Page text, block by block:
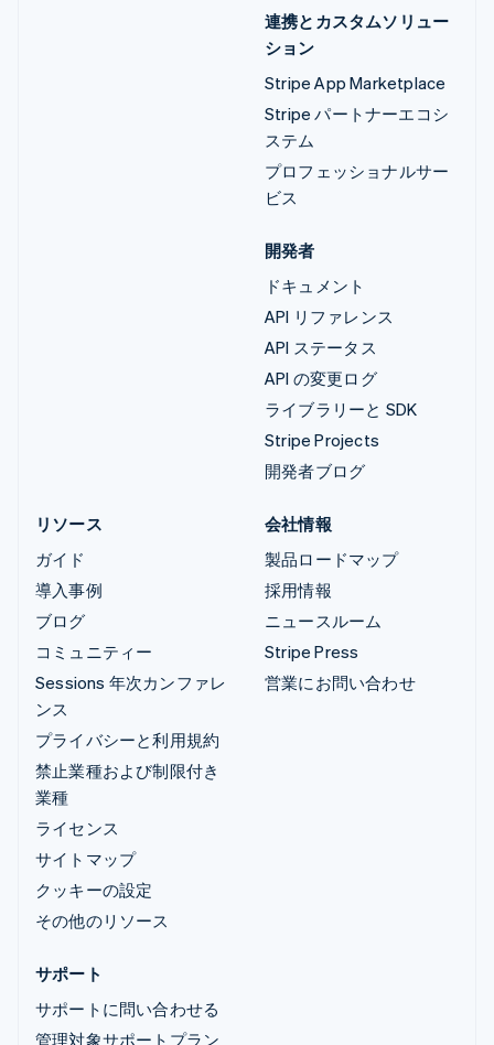
連携とカスタムソリュー
ション
Stripe App Marketplace
Stripe パートナーエコシ
ステム
プロフェッショナルサー
ビス
開発者
ドキュメント
API リファレンス
API ステータス
API の変更ログ
ライブラリーと SDK
Stripe Projects
開発者ブログ
リソース
ガイド
導入事例
ブログ
コミュニティー
Sessions 年次カンファレ
ンス
プライバシーと利用規約
禁止業種および制限付き
業種
ライセンス
サイトマップ
クッキーの設定
その他のリソース
会社情報
製品ロードマップ
採用情報
ニュースルーム
Stripe Press
営業にお問い合わせ
サポート
サポートに問い合わせる
管理対象サポートプラン